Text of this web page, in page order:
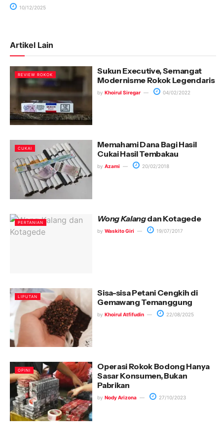
10/12/2025
Artikel Lain
REVIEW ROKOK
Sukun Executive, Semangat
Modernisme Rokok Legendaris
by Khoirul Siregar 04/02/2022
CUKAI
Memahami Dana Bagi Hasil
Cukai Hasil Tembakau
by Azami 20/02/2018
PERTANIAN Wong Kalangdan Kotagede
by Waskito Giri 19/07/2017
LIPUTAN
Sisa-sisa Petani Cengkih di
Gemawang Temanggung
by Khoirul Atfifudin 22/08/2025
OPINI
Operasi Rokok Bodong Hanya
Sasar Konsumen, Bukan
Pabrikan
by Nody Arizona 27/10/2023